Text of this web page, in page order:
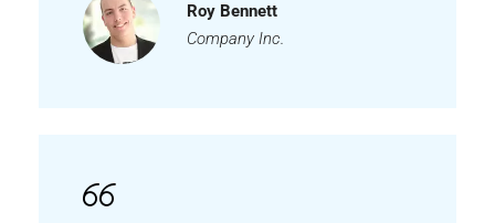
Roy Bennett
Company Inc.